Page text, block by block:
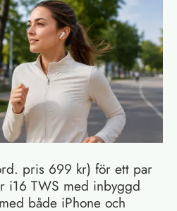
pris 699 kr) för ett par
i16 TWS med inbyggd
både iPhone och